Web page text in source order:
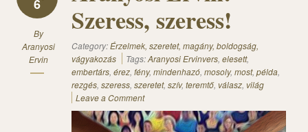
6
By
Aranyosi
Ervin
Szeress, szeress!
Category:Érzelmek, szeretet, magány, boldogság,
vágyakozás
Tags:Aranyosi Ervinvers, elesett,
embertárs, érez, fény, mindenhazó, mosoly, most, példa,
rezgés, szeress, szeretet, szív, teremtő, válasz, világ
Leave a Comment